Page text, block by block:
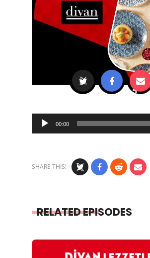
Audio
Player
00:00
SHARE THIS!
RELATED EPISODES